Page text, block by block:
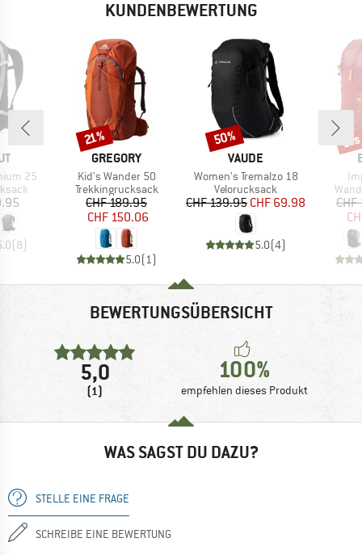
KUNDENBEWERTUNG
25
(8)
MARKE
GREGORY
Artikel
Kid's Wander 50
Produktgruppe
Trekkingrucksack
Preis
CHF 189.95reduzierter Preis
CHF 150.06
5.0(1)
Rabatt
21%
MARKE
VAUDE
Artikel
Women's Tremalzo 18
Produktgruppe
Velorucksack
Preis
CHF 139.95reduzierter Preis
CHF 69.98
5.0(4)
Rabatt
50%
BEWERTUNGSÜBERSICHT
5,0
(1)
100%
empfehlen dieses Produkt
WAS SAGST DU DAZU?
STELLE EINE FRAGE
SCHREIBE EINE BEWERTUNG